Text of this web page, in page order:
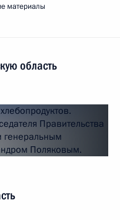
материалы
область